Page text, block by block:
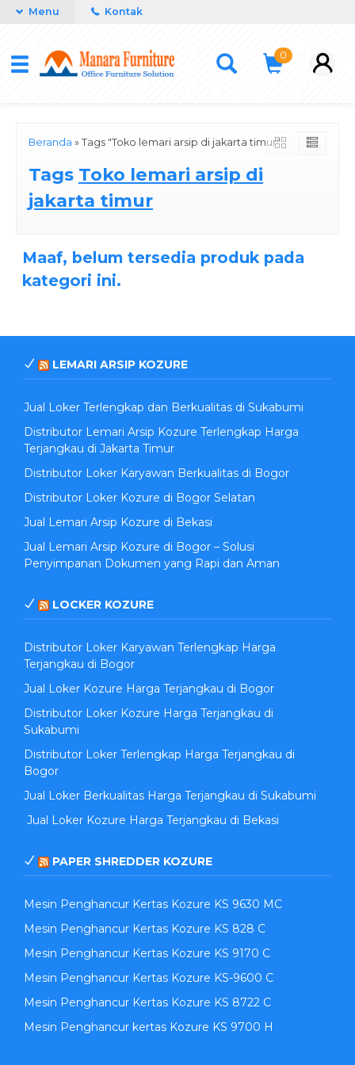
Menu Kontak
0
Beranda » Tags "Toko lemari arsip di jakarta timur"
Tags Toko lemari arsip di
jakarta timur
Maaf, belum tersedia produk pada
kategori ini.
LEMARI ARSIP KOZURE
Jual Loker Terlengkap dan Berkualitas di Sukabumi
Distributor Lemari Arsip Kozure Terlengkap Harga
Terjangkau di Jakarta Timur
Distributor Loker Karyawan Berkualitas di Bogor
Distributor Loker Kozure di Bogor Selatan
Jual Lemari Arsip Kozure di Bekasi
Jual Lemari Arsip Kozure di Bogor – Solusi
Penyimpanan Dokumen yang Rapi dan Aman
LOCKER KOZURE
Distributor Loker Karyawan Terlengkap Harga
Terjangkau di Bogor
Jual Loker Kozure Harga Terjangkau di Bogor
Distributor Loker Kozure Harga Terjangkau di
Sukabumi
Distributor Loker Terlengkap Harga Terjangkau di
Bogor
Jual Loker Berkualitas Harga Terjangkau di Sukabumi
Jual Loker Kozure Harga Terjangkau di Bekasi
PAPER SHREDDER KOZURE
Mesin Penghancur Kertas Kozure KS 9630 MC
Mesin Penghancur Kertas Kozure KS 828 C
Mesin Penghancur Kertas Kozure KS 9170 C
Mesin Penghancur Kertas Kozure KS-9600 C
Mesin Penghancur Kertas Kozure KS 8722 C
Mesin Penghancur kertas Kozure KS 9700 H